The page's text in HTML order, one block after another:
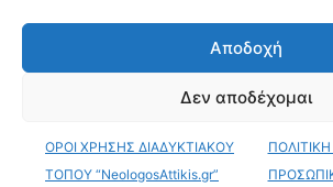
Αποδοχή
Δεν αποδέχομαι
ΟΡΟΙ ΧΡΗΣΗΣ ΔΙΑΔΥΚΤΙΑΚΟΥ
ΤΟΠΟΥ “NeologosAttikis.gr”
Videos Όροι Χρήσης
© Copyright 2026 ΝΕΟΛΟΓΟΣ ΑΤΤΙΚΗΣ •
Web Development by KARINA